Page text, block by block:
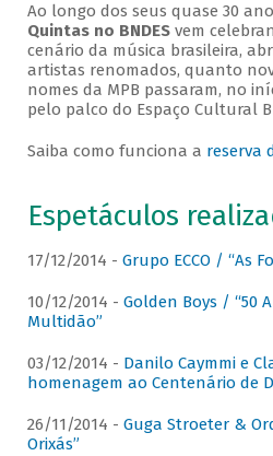
Ao longo dos seus quase 30
Quintas no BNDESvem
cenário da música brasileira,
artistas renomados, quanto
nomes da MPB passaram, no
pelo palco do Espaço Cultural
Saiba como funciona a reserva
Espetáculos
17/12/2014 - Grupo ECCO / “As
10/12/2014 - Golden Boys / “50
Multidão”
03/12/2014 - Danilo Caymmi e
homenagem ao Centenário de
26/11/2014 - Guga Stroeter &
Orixás”